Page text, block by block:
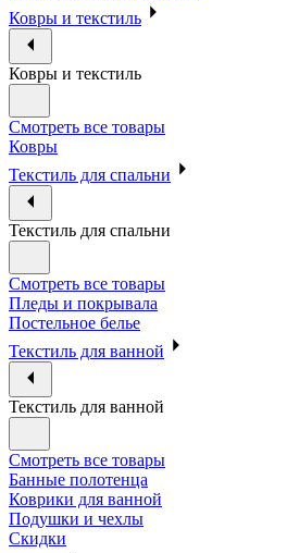
Ковры и текстиль
Ковры и текстиль
Смотреть все товары
Ковры
Текстиль для спальни
Текстиль для спальни
Смотреть все товары
Пледы и покрывала
Постельное белье
Текстиль для ванной
Текстиль для ванной
Смотреть все товары
Банные полотенца
Коврики для ванной
Подушки и чехлы
Скидки